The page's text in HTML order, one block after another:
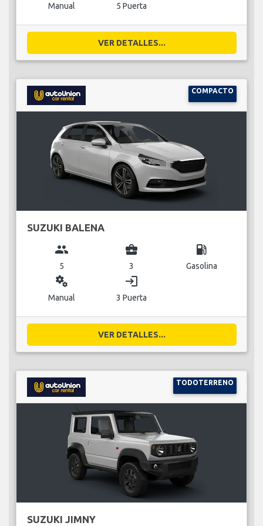
Manual 5 Puerta
VER DETALLES...
COMPACTO
SUZUKI BALENA
group
5
business_center
3
local_gas_station
Gasolina
miscellaneous_services
Manual
login
3 Puerta
VER DETALLES...
TODOTERRENO
SUZUKI JIMNY